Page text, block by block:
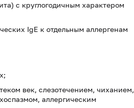
с круглогодичным характером
IgE к отдельным аллергенам
век, слезотечением, чиханием,
аллергическим